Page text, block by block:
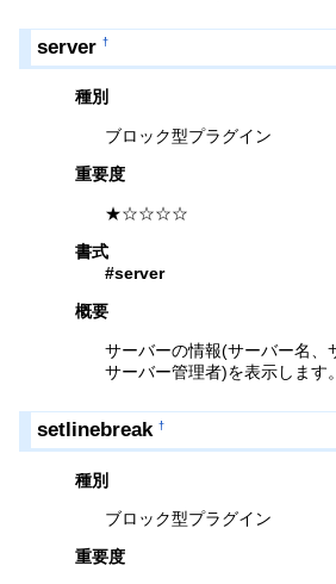
server †
種別
ブロック型プラグイン
重要度
★☆☆☆☆
書式
#server
概要
サーバーの情報(サーバー名、
サーバー管理者)を表示します。
setlinebreak †
種別
ブロック型プラグイン
重要度